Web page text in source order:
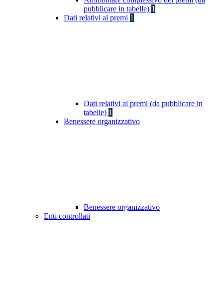
pubblicare in tabelle) 1
Dati relativi ai premi 1
Dati relativi ai premi (da pubblicare in
tabelle) 1
Benessere organizzativo
Benessere organizzativo
Enti controllati